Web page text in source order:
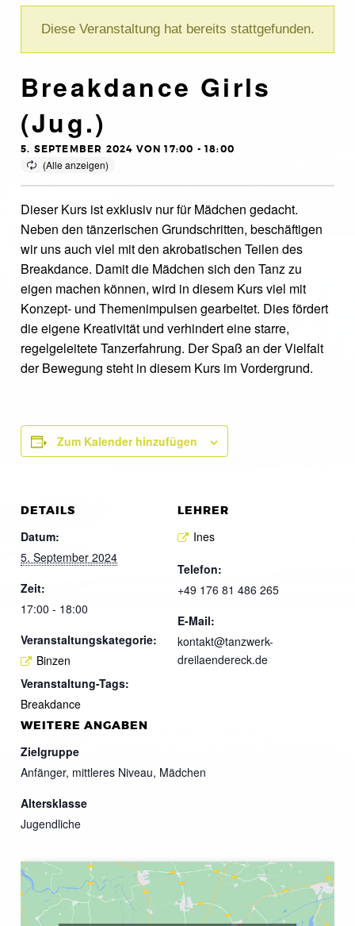
Diese Veranstaltung hat bereits stattgefunden.
Breakdance Girls
(Jug.)
5. SEPTEMBER 2024 VON 17:00 -18:00
Dieser Kurs ist exklusiv nur für Mädchen gedacht.
Neben den tänzerischen Grundschritten, beschäftigen
wir uns auch viel mit den akrobatischen Teilen des
Breakdance. Damit die Mädchen sich den Tanz zu
eigen machen können, wird in diesem Kurs viel mit
Konzept- und Themenimpulsen gearbeitet. Dies fördert
die eigene Kreativität und verhindert eine starre,
regelgeleitete Tanzerfahrung. Der Spaß an der Vielfalt
der Bewegung steht in diesem Kurs im Vordergrund.
Zum Kalender hinzufügen
DETAILS
Datum:
5. September 2024
Zeit:
17:00 - 18:00
Veranstaltungskategorie:
Binzen
Veranstaltung-Tags:
Breakdance
LEHRER
Ines
Telefon:
+49 176 81 486 265
E-Mail:
kontakt@tanzwerk-
dreilaendereck.de
WEITERE ANGABEN
Zielgruppe
Anfänger, mittleres Niveau, Mädchen
Altersklasse
Jugendliche